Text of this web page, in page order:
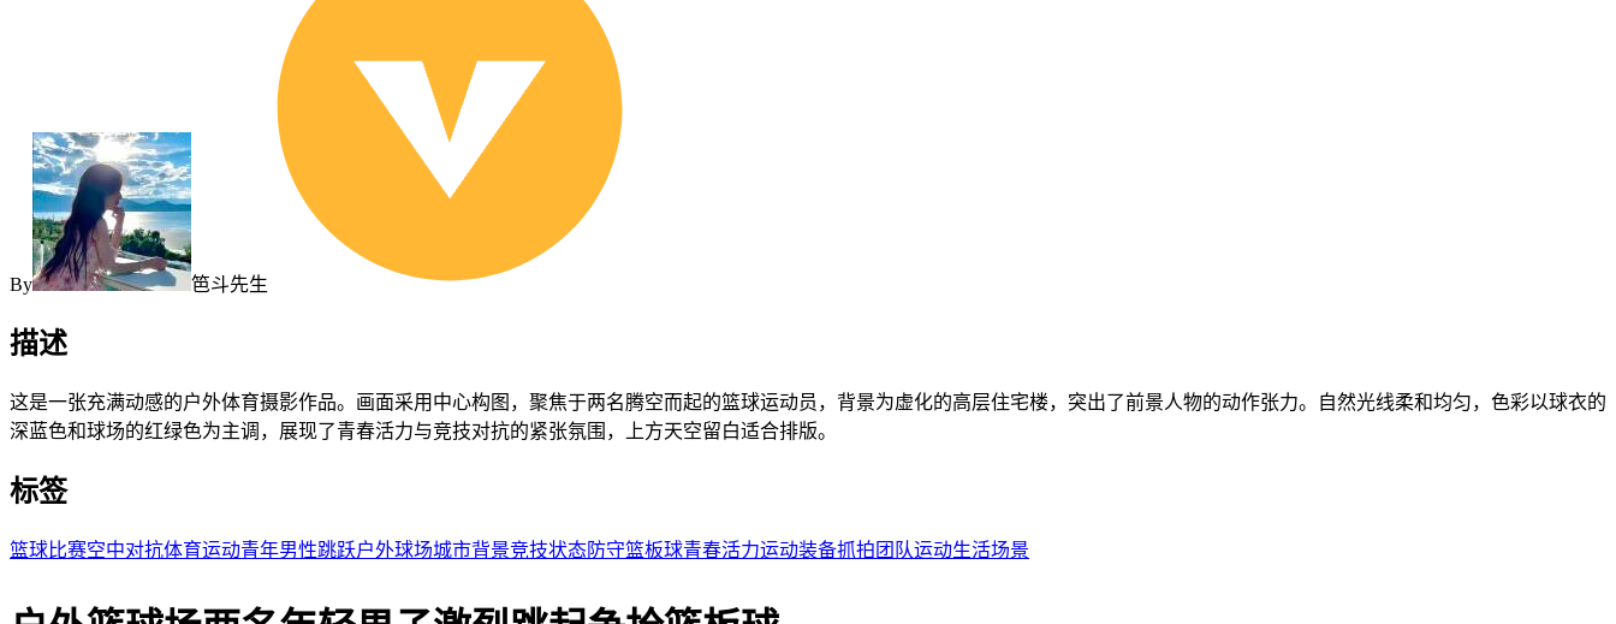
By 笆斗先生
描述
这是一张充满动感的户外体育摄影作品。画面采用中心构图，聚焦于两名腾空而起的篮球运动员，背景为虚化的高层住宅楼，突出了前景人物的动作张力。自然光线柔和均匀，色彩以球衣的
深蓝色和球场的红绿色为主调，展现了青春活力与竞技对抗的紧张氛围，上方天空留白适合排版。
标签
篮球比赛空中对抗体育运动青年男性跳跃户外球场城市背景竞技状态防守篮板球青春活力运动装备抓拍 团队运动生活场景